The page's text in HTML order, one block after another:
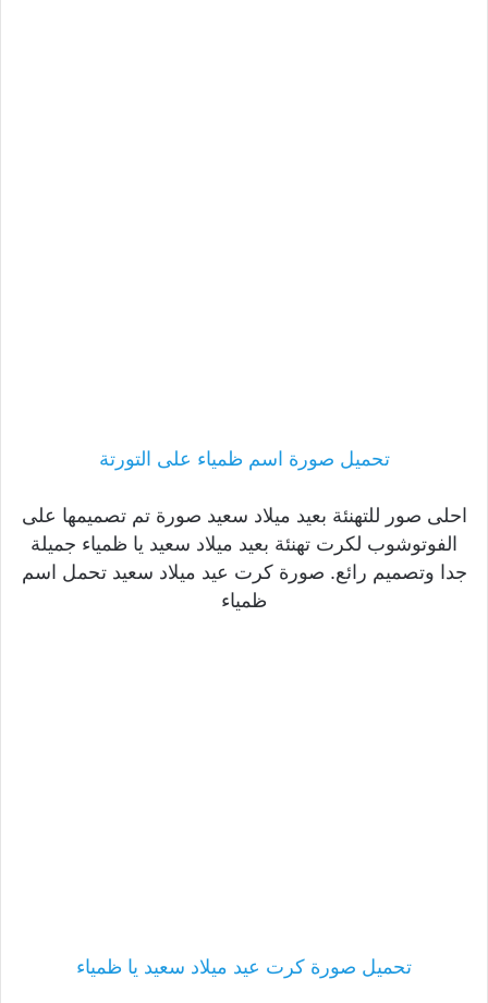
تحميل صورة اسم ظمياء على التورتة
احلى صور للتهنئة بعيد ميلاد سعيد صورة تم تصميمها على
الفوتوشوب لكرت تهنئة بعيد ميلاد سعيد يا ظمياء جميلة
جدا وتصميم رائع. صورة كرت عيد ميلاد سعيد تحمل اسم
ظمياء
تحميل صورة كرت عيد ميلاد سعيد يا ظمياء